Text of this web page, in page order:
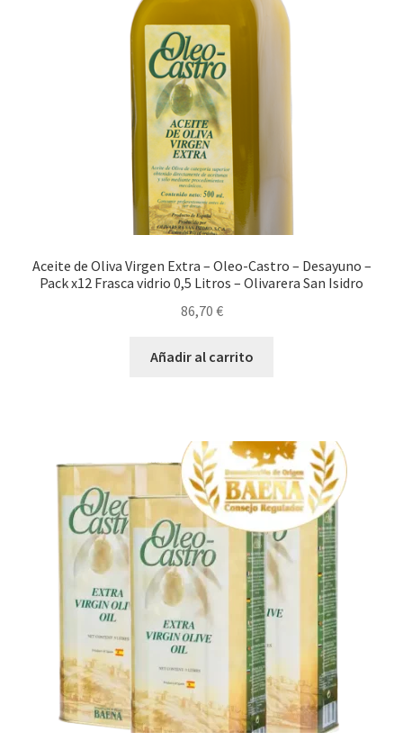
Comprar aceite de oliva virgen extra 5l en cooperativa
Comprar Aceite de oliva virgen extra Ecologico
Venta de Aceite de oliva cerca de mi
Comprar Aceite de Oliva Virgen Extra
Comprar Aceite de Oliva Virgen
Aceite de Oliva Virgen Extra – Oleo-Castro – Desayuno –
Pack x12 Frasca vidrio 0,5 Litros – Olivarera San Isidro
86,70 €
Añadir al carrito